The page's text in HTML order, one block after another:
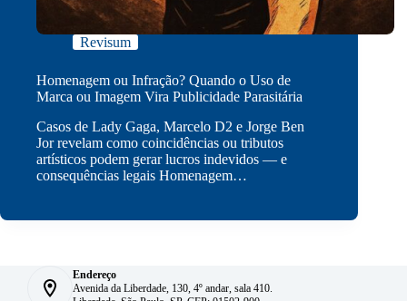
Revisum
Homenagem ou Infração? Quando o Uso de
Marca ou Imagem Vira Publicidade Parasitária
Casos de Lady Gaga, Marcelo D2 e Jorge Ben
Jor revelam como coincidências ou tributos
artísticos podem gerar lucros indevidos — e
consequências legais Homenagem…
Endereço
Avenida da Liberdade, 130, 4º andar, sala 410.